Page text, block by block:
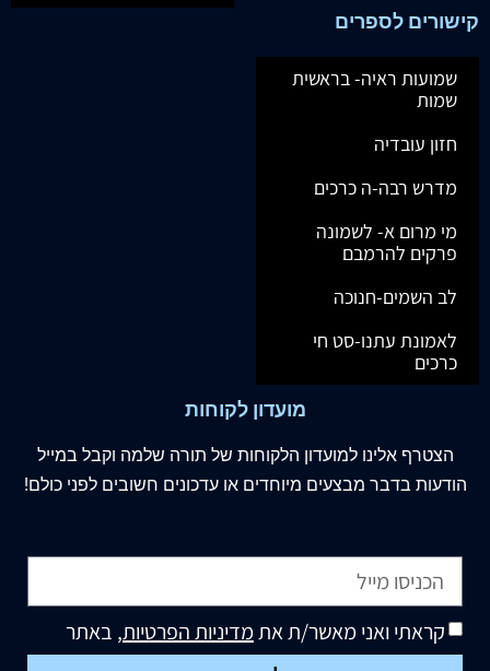
קישורים לספרים
שמועות ראיה- בראשית
שמות
חזון עובדיה
מדרש רבה-ה כרכים
מי מרום א- לשמונה
פרקים להרמבם
לב השמים-חנוכה
לאמונת עתנו-סט חי
כרכים
מועדון לקוחות
הצטרף אלינו למועדון הלקוחות של תורה שלמה וקבל במייל
הודעות בדבר מבצעים מיוחדים או עדכונים חשובים לפני כולם!
קראתי ואני מאשר/ת אתמדיניות הפרטיות, באתר